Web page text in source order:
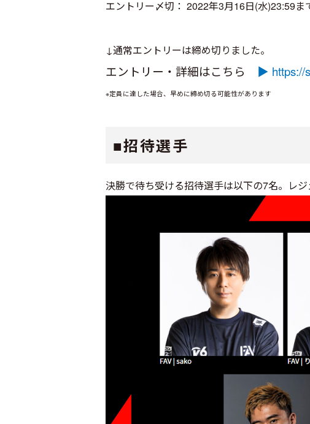
エントリー〆切： 2022年3月16日(水)23:59ま
↓通常エントリーは締め切りました。
エントリー・詳細はこちら ▶ https://
※定員に達した場合、早めに締め切る可能性があります
■招待選手
決勝で待ち受ける招待選手は以下の7名。レ